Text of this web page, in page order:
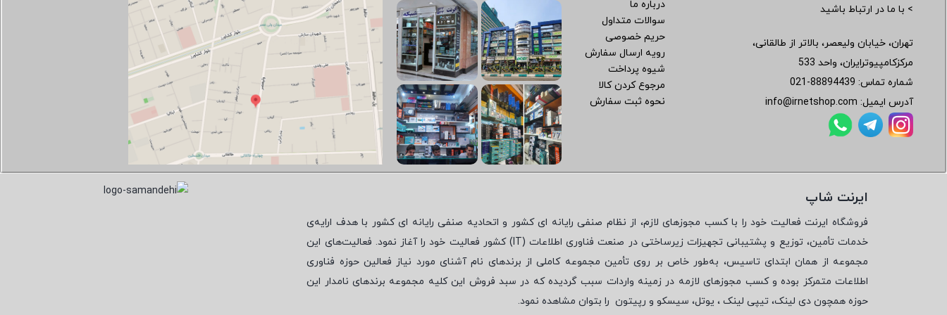
> با ما در ارتباط باشید
تهران، خیابان ولیعصر، بالاتر از طالقانی،
مرکزکامپیوترایران، واحد 533
شماره تماس: 021-88894439
آدرس ایمیل: info@irnetshop.com
درباره ما
سوالات متداول
حریم خصوصی
رویه ارسال سفارش
شیوه پرداخت
مرجوع کردن کالا
نحوه ثبت سفارش
ایرنت شاپ
فروشگاه ایرنت فعالیت خود را با کسب مجوزهای لازم، از نظام صنفی رایانه ای کشور و اتحادیه صنفی رایانه ای کشور با هدف ارایه‌ی
خدمات تأمین، توزیع و پشتیبانی تجهیزات زیرساختی در صنعت فناوری اطلاعات ( IT) کشور فعالیت خود را آغاز نمود. فعالیت‌های این
مجموعه از همان ابتدای تاسیس، به‌طور خاص بر روی تأمین مجموعه کاملی از برندهای نام آشنای مورد نیاز فعالین حوزه فناوری
اطلاعات متمرکز بوده و کسب مجوزهای لازمه در زمینه واردات سبب گردیده که در سبد فروش این کلیه مجموعه برندهای نامدار این
حوزه همچون دی لینک، تیپی لینک ، یوتل، سیسکو و رپیتون را بتوان مشاهده نمود.